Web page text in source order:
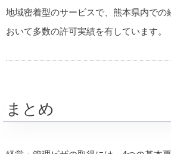
地域密着型のサービスで、熊本県内での
おいて多数の許可実績を有しています。
まとめ